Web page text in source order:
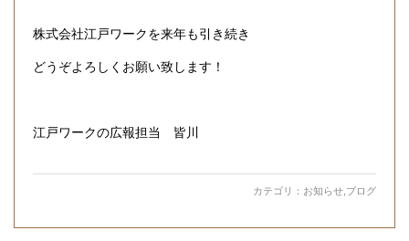
株式会社江戸ワークを来年も引き続き
どうぞよろしくお願い致します！
江戸ワークの広報担当 皆川
カテゴリ： お知らせ ブログ